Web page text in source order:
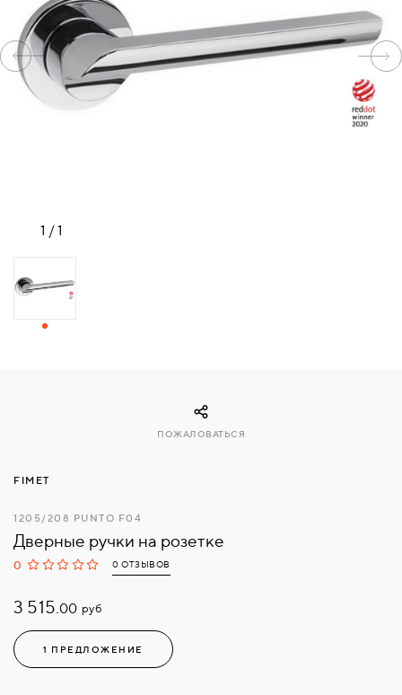
КОМПАНИИ
СТАТЬИ
СВЯЗАТЬСЯ
1 /1
FIMET
1205/208 PUNTO F04
Дверные ручки на розетке
0 0 ОТЗЫВОВ
3 515.00 руб
1 ПРЕДЛОЖЕНИЕ
ПОЖАЛОВАТЬСЯ